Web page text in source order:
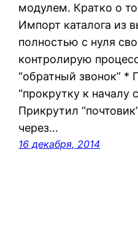
модулем. Кратко о
Импорт каталога из
полностью с нуля
контролирую
“обратный звонок” *
“прокрутку к началу
Прикрутил
через…
16 декабря, 2014